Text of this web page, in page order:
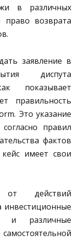
в различных
право возврата
заявление в
диспута
показывает
правильность
Это указание
правил
фактов
имеет свои
от действий
и различные